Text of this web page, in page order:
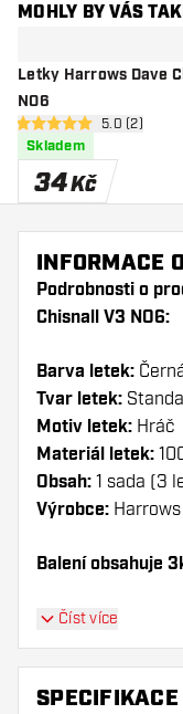
MOHLY BY VÁS
Letky Harrows Dave
NO6
otevřít panel
5 hodnoticí hvězdičky
5.0 (2)
Skladem
34Kč
INFORMACE
Podrobnosti o
Chisnall V3 NO6:
Barva letek:
Tvar letek:
Motiv letek: Hráč
Materiál letek:
Obsah: 1 sada (3
Výrobce: Harrows
Balení obsahuje
Dartshopper tip!
Ujistěte se, že
násadky. Ty se
Číst více
SPECIFIKACE